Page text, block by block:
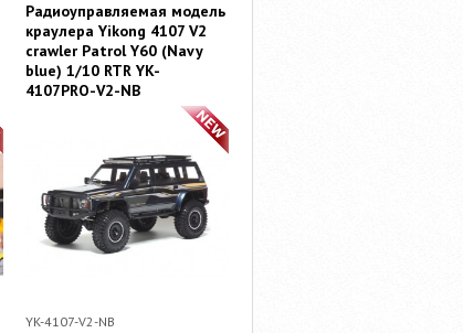
Радиоуправляемая модель
краулера Yikong 4107 V2
crawler Patrol Y60 (Navy
blue) 1/10 RTR YK-
4107PRO-V2-NB
YK-4107-V2-NB